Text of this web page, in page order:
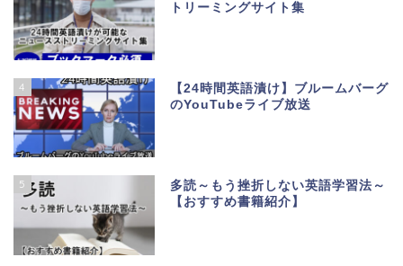
トリーミングサイト集
4
【24時間英語漬け】ブルームバーグ
のYouTubeライブ放送
5
多読～もう挫折しない英語学習法～
【おすすめ書籍紹介】